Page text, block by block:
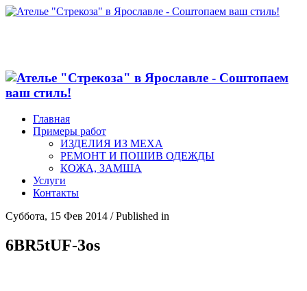
Главная
Примеры работ
ИЗДЕЛИЯ ИЗ МЕХА
РЕМОНТ И ПОШИВ ОДЕЖДЫ
КОЖА, ЗАМША
Услуги
Контакты
Суббота, 15 Фев 2014 /Published in
6BR5tUF-3os